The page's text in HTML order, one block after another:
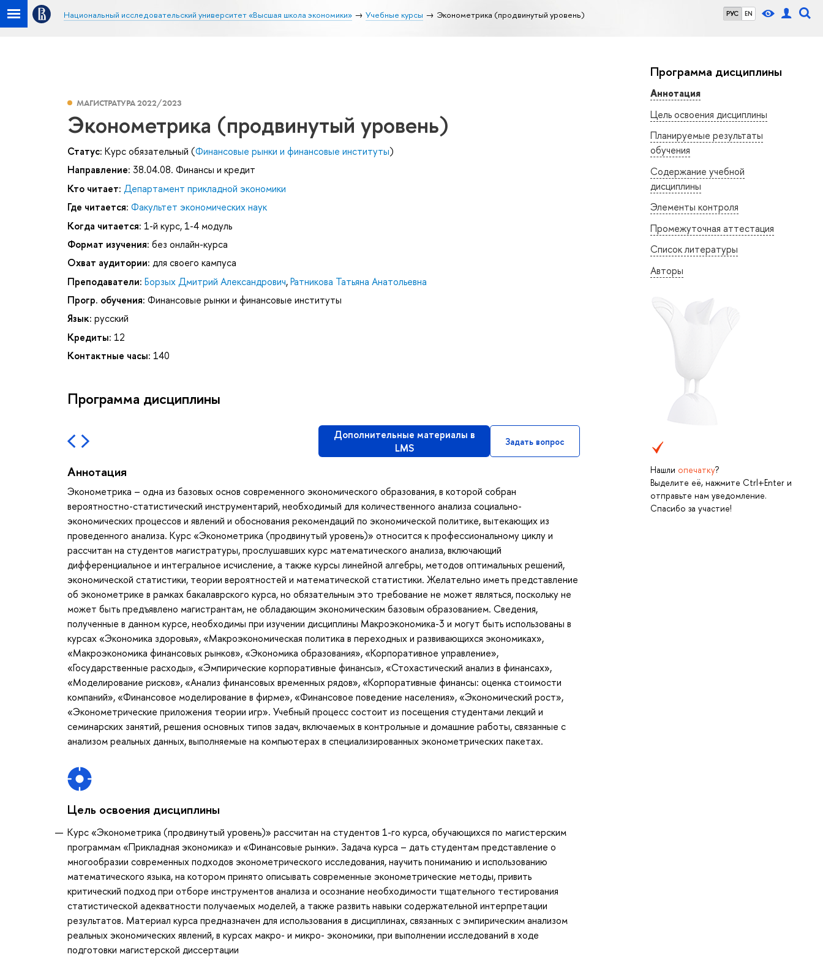
РУС EN
Национальный исследовательский университет «Высшая школа экономики» Учебные курсы Эконометрика (продвинутый уровень)
Программа дисциплины
Аннотация
Цель освоения дисциплины
Планируемые результаты
обучения
Содержание учебной
дисциплины
Элементы контроля
Промежуточная аттестация
Список литературы
Авторы
Нашли опечатку?
Выделите её, нажмите Ctrl+Enter и
отправьте нам уведомление.
Спасибо за участие!
МАГИСТРАТУРА 2022/2023
Эконометрика (продвинутый уровень)
Статус: Курс обязательный (Финансовые рынки и финансовые институты)
Направление: 38.04.08. Финансы и кредит
Кто читает: Департамент прикладной экономики
Где читается: Факультет экономических наук
Когда читается: 1-й курс, 1-4 модуль
Формат изучения: без онлайн-курса
Охват аудитории: для своего кампуса
Преподаватели: Борзых Дмитрий Александрович,Ратникова Татьяна Анатольевна
Прогр. обучения: Финансовые рынки и финансовые институты
Язык: русский
Кредиты: 12
Контактные часы: 140
Программа дисциплины
Дополнительные материалы в
LMS
Задать вопрос
Аннотация
Эконометрика – одна из базовых основ современного экономического образования, в которой собран
вероятностно-статистический инструментарий, необходимый для количественного анализа социально-
экономических процессов и явлений и обоснования рекомендаций по экономической политике, вытекающих из
проведенного анализа. Курс «Эконометрика (продвинутый уровень)» относится к профессиональному циклу и
рассчитан на студентов магистратуры, прослушавших курс математического анализа, включающий
дифференциальное и интегральное исчисление, а также курсы линейной алгебры, методов оптимальных решений,
экономической статистики, теории вероятностей и математической статистики. Желательно иметь представление
об эконометрике в рамках бакалаврского курса, но обязательным это требование не может являться, поскольку не
может быть предъявлено магистрантам, не обладающим экономическим базовым образованием. Сведения,
полученные в данном курсе, необходимы при изучении дисциплины Макроэкономика-3 и могут быть использованы в
курсах «Экономика здоровья», «Макроэкономическая политика в переходных и развивающихся экономиках»,
«Макроэкономика финансовых рынков», «Экономика образования», «Корпоративное управление»,
«Государственные расходы», «Эмпирические корпоративные финансы», «Стохастический анализ в финансах»,
«Моделирование рисков», «Анализ финансовых временных рядов», «Корпоративные финансы: оценка стоимости
компаний», «Финансовое моделирование в фирме», «Финансовое поведение населения», «Экономический рост»,
«Эконометрические приложения теории игр». Учебный процесс состоит из посещения студентами лекций и
семинарских занятий, решения основных типов задач, включаемых в контрольные и домашние работы, связанные с
анализом реальных данных, выполняемые на компьютерах в специализированных эконометрических пакетах.
Цель освоения дисциплины
Курс «Эконометрика (продвинутый уровень)» рассчитан на студентов 1-го курса, обучающихся по магистерским
программам «Прикладная экономика» и «Финансовые рынки». Задача курса – дать студентам представление о
многообразии современных подходов эконометрического исследования, научить пониманию и использованию
математического языка, на котором принято описывать современные эконометрические методы, привить
критический подход при отборе инструментов анализа и осознание необходимости тщательного тестирования
статистической адекватности получаемых моделей, а также развить навыки содержательной интерпретации
результатов. Материал курса предназначен для использования в дисциплинах, связанных с эмпирическим анализом
реальных экономических явлений, в курсах макро- и микро- экономики, при выполнении исследований в ходе
подготовки магистерской диссертации